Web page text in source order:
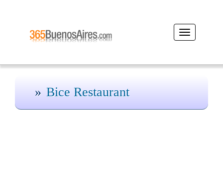
Desplegar
navegación
Bice Restaurant